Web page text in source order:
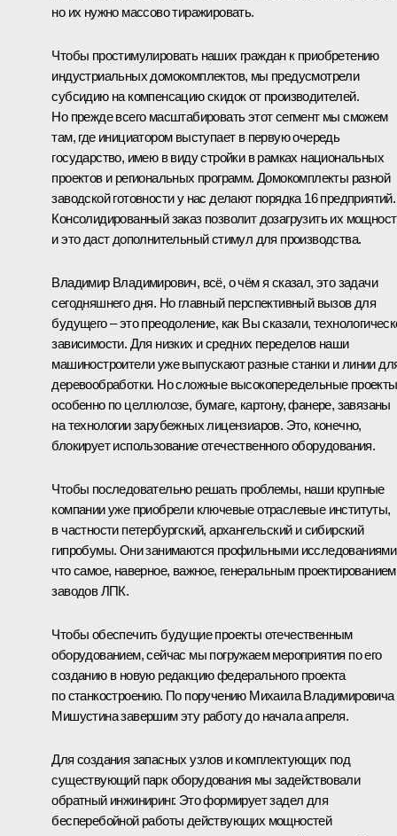
но их нужно массово тиражировать.
Чтобы простимулировать наших граждан к приобретению
индустриальных домокомплектов, мы предусмотрели
субсидию на компенсацию скидок от производителей.
Но прежде всего масштабировать этот сегмент мы сможем
там, где инициатором выступает в первую очередь
государство, имею в виду стройки в рамках национальных
проектов и региональных программ. Домокомплекты разной
заводской готовности у нас делают порядка 16 предприятий.
Консолидированный заказ позволит дозагрузить их
и это даст дополнительный стимул для производства.
Владимир Владимирович, всё, о чём я сказал, это задачи
сегодняшнего дня. Но главный перспективный вызов для
будущего – это преодоление, как Вы сказали,
зависимости. Для низких и средних переделов наши
машиностроители уже выпускают разные станки и линии
деревообработки. Но сложные высокопередельные
особенно по целлюлозе, бумаге, картону, фанере, завязаны
на технологии зарубежных лицензиаров. Это, конечно,
блокирует использование отечественного оборудования.
Чтобы последовательно решать проблемы, наши крупные
компании уже приобрели ключевые отраслевые институты,
в частности петербургский, архангельский и сибирский
гипробумы. Они занимаются профильными
что самое, наверное, важное, генеральным проектированием
заводов ЛПК.
Чтобы обеспечить будущие проекты отечественным
оборудованием, сейчас мы погружаем мероприятия по его
созданию в новую редакцию федерального проекта
по станкостроению. По поручению Михаила Владимировича
Мишустина завершим эту работу до начала апреля.
Для создания запасных узлов и комплектующих под
существующий парк оборудования мы задействовали
обратный инжиниринг. Это формирует задел для
бесперебойной работы действующих мощностей